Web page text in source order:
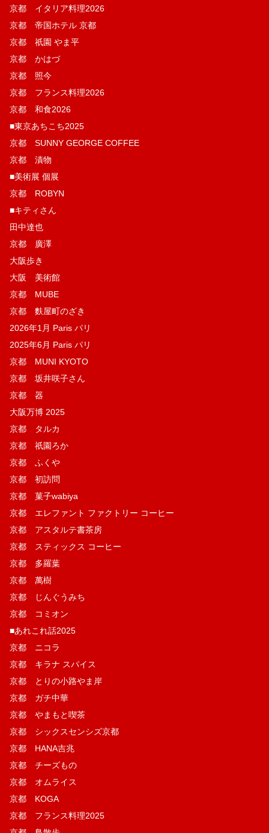
京都 イタリア料理2026
京都 帝国ホテル 京都
京都 祇園 やま平
京都 かはづ
京都 照今
京都 フランス料理2026
京都 和食2026
■東京あちこち2025
京都 SUNNY GEORGE COFFEE
京都 漬物
■美術展 個展
京都 ROBYN
■キティさん
田中達也
京都 廣澤
大阪歩き
大阪 美術館
京都 MUBE
京都 麩屋町のざき
2026年1月 Paris パリ
2025年6月 Paris パリ
京都 MUNI KYOTO
京都 坂井咲子さん
京都 器
大阪万博 2025
京都 タルカ
京都 祇園ろか
京都 ふくや
京都 初訪問
京都 菓子wabiya
京都 エレファント ファクトリー コーヒー
京都 アスタルテ書茶房
京都 スティックス コーヒー
京都 多羅葉
京都 萬樹
京都 じんぐうみち
京都 コミオン
■あれこれ話2025
京都 ニコラ
京都 キラナ スパイス
京都 とりの小路やま岸
京都 ガチ中華
京都 やまもと喫茶
京都 シックスセンシズ京都
京都 HANA吉兆
京都 チーズもの
京都 オムライス
京都 KOGA
京都 フランス料理2025